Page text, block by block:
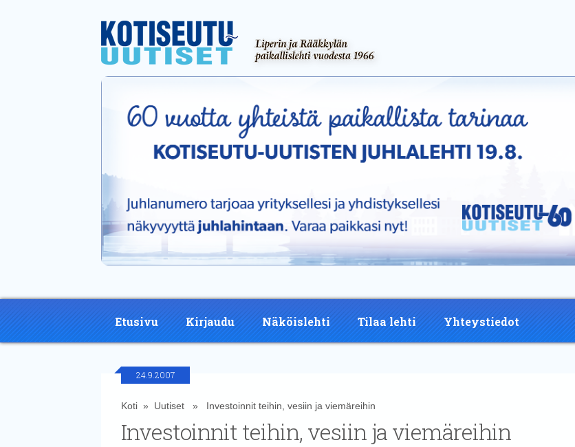
Etusivu Kirjaudu Näköislehti Tilaa lehti Yhteystiedot
24.9.2007
Koti» Uutiset» Investoinnit teihin, vesiin ja viemäreihin
Investoinnit teihin, vesiin ja viemäreihin